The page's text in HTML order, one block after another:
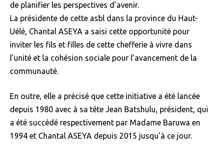
de planifier les perspectives d’avenir.
La présidente de cette asbl dans la province du Haut-
Uélé, Chantal ASEYA a saisi cette opportunité pour
inviter les fils et filles de cette chefferie à vivre dans
l’unité et la cohésion sociale pour l’avancement de la
communauté.
En outre, elle a précisé que cette initiative a été lancée
depuis 1980 avec à sa tête Jean Batshulu, président, qui
a été succédé respectivement par Madame Baruwa en
1994 et Chantal ASEYA depuis 2015 jusqu’à ce jour.